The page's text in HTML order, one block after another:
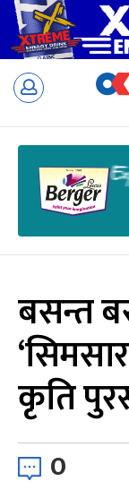
Skip
बसन्त
कृति
0